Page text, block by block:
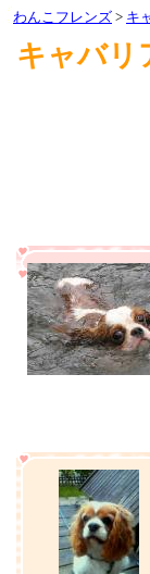
わんこフレンズ > キ
キャバリ